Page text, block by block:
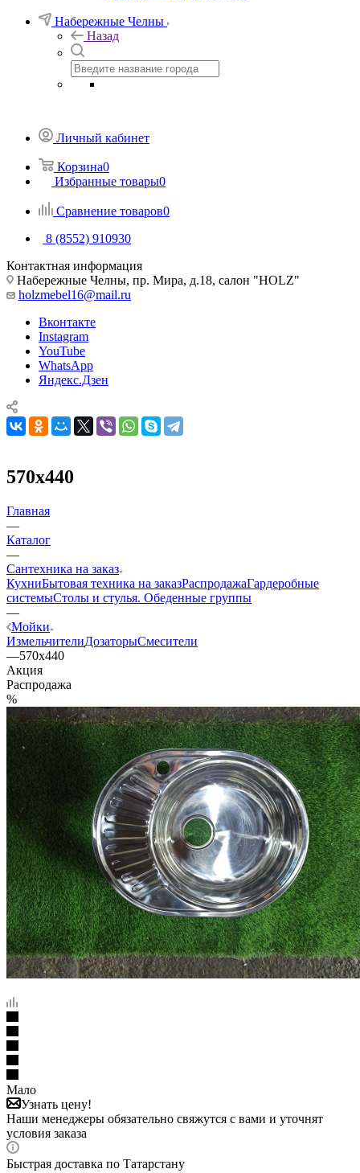
Набережные Челны
Назад
Личный кабинет
Корзина0
Избранные товары0
Сравнение товаров0
8 (8552) 910930
Контактная информация
Набережные Челны, пр. Мира, д.18, салон "HOLZ"
holzmebel16@mail.ru
Вконтакте
Instagram
YouTube
WhatsApp
Яндекс.Дзен
570х440
Главная
—
Каталог
—
Сантехника на заказ
КухниБытовая техника на заказРаспродажаГардеробные
системыСтолы и стулья. Обеденные группы
—
Мойки
ИзмельчителиДозаторыСмесители
—570х440
Акция
Распродажа
%
Мало
Узнать цену!
Наши менеджеры обязательно свяжутся с вами и уточнят
условия заказа
Быстрая доставка по Татарстану